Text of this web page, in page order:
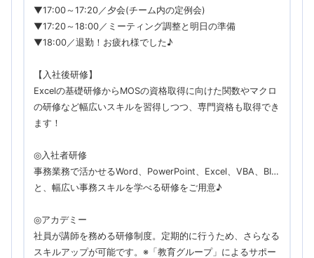
▼17:00～17:20／夕会(チーム内の定例会)
▼17:20～18:00／ミーティング調整と明日の準備
▼18:00／退勤！お疲れ様でした♪
【入社後研修】
Excelの基礎研修からMOSの資格取得に向けた関数やマクロ
の研修など幅広いスキルを習得しつつ、専門資格も取得でき
ます！
◎入社者研修
事務業務で活かせるWord、PowerPoint、Excel、VBA、BI…
と、幅広い事務スキルを学べる研修をご用意♪
◎アカデミー
社員が講師を務める研修制度。定期的に行うため、さらなる
スキルアップが可能です。※「教育グループ」によるサポー